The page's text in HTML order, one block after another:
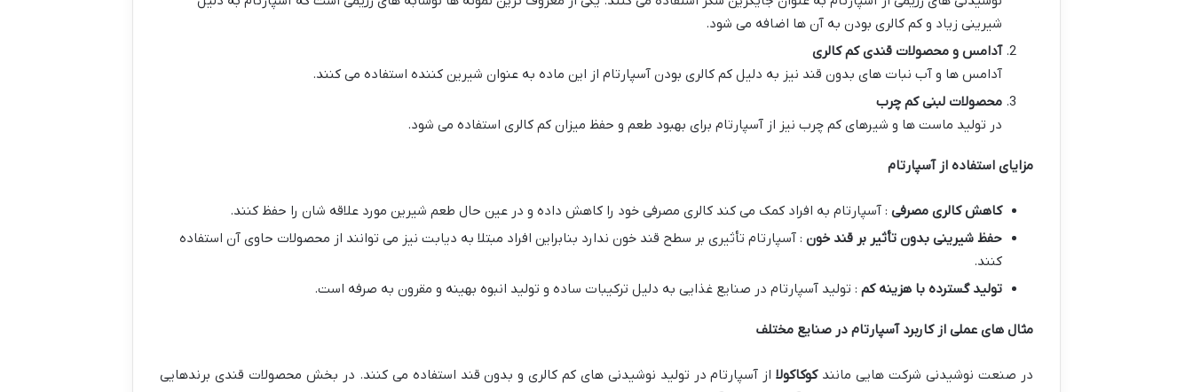
شیرینی زیاد و کم کالری بودن به آن ها اضافه می شود.
آدامس و محصولات قندی کم کالری
آدامس ها و آب نبات های بدون قند نیز به دلیل کم کالری بودن آسپارتام از این ماده به عنوان شیرین کننده استفاده می کنند.
محصولات لبنی کم چرب
در تولید ماست ها و شیرهای کم چرب نیز از آسپارتام برای بهبود طعم و حفظ میزان کم کالری استفاده می شود.
مزایای استفاده از آسپارتام
کاهش کالری مصرفی : آسپارتام به افراد کمک می کند کالری مصرفی خود را کاهش داده و در عین حال طعم شیرین مورد علاقه شان را حفظ کنند.
حفظ شیرینی بدون تأثیر بر قند خون : آسپارتام تأثیری بر سطح قند خون ندارد بنابراین افراد مبتلا به دیابت نیز می توانند از محصولات حاوی آن استفاده
کنند.
تولید گسترده با هزینه کم : تولید آسپارتام در صنایع غذایی به دلیل ترکیبات ساده و تولید انبوه بهینه و مقرون به صرفه است.
مثال های عملی از کاربرد آسپارتام در صنایع مختلف
در صنعت نوشیدنی شرکت هایی مانندکوکاکولااز آسپارتام در تولید نوشیدنی های کم کالری و بدون قند استفاده می کنند. در بخش محصولات قندی برندهایی